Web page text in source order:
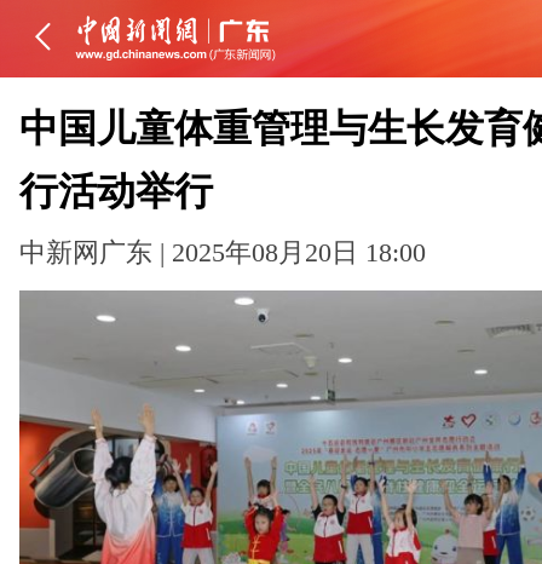
中国儿童体重管理与生长发育
行活动举行
中新网广东 | 2025年08月20日 18:00